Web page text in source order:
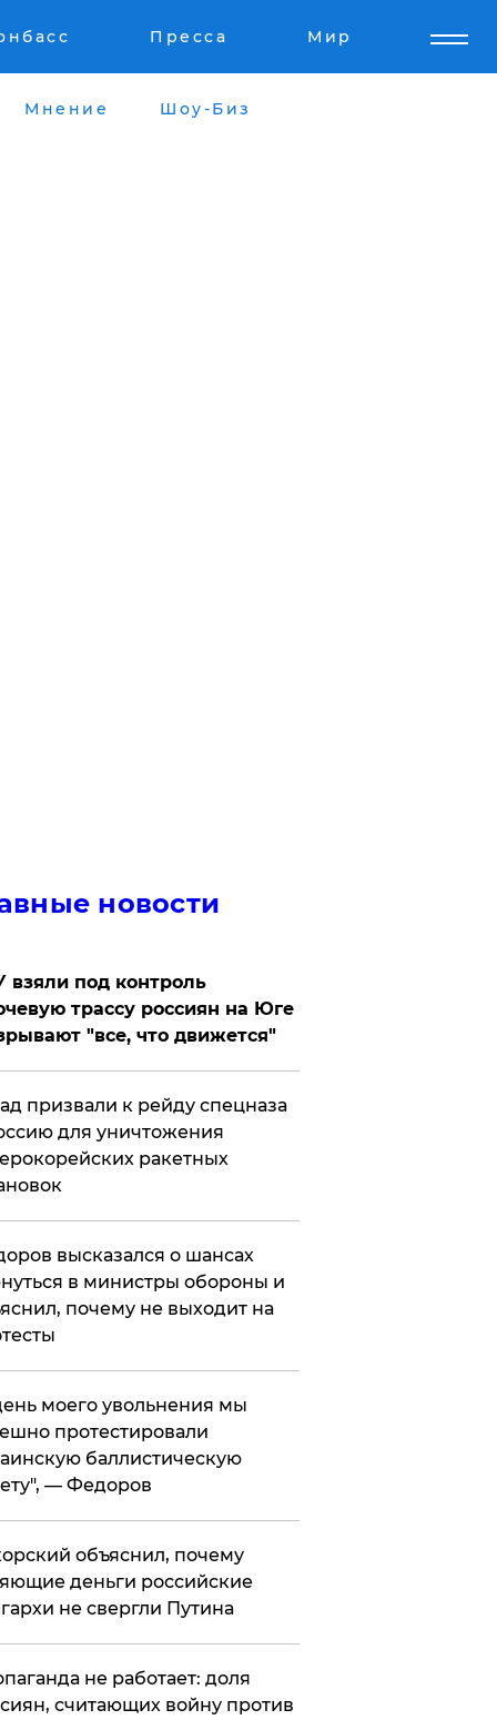
Пресса Мир
Мнение Шоу-Биз
новости
взяли под контроль
трассу россиян на Юге
"все, что движется"
призвали к рейду спецназа
для уничтожения
ракетных
высказался о шансах
в министры обороны и
почему не выходит на
моего увольнения мы
протестировали
баллистическую
— Федоров
объяснил, почему
деньги российские
не свергли Путина
не работает: доля
считающих войну против